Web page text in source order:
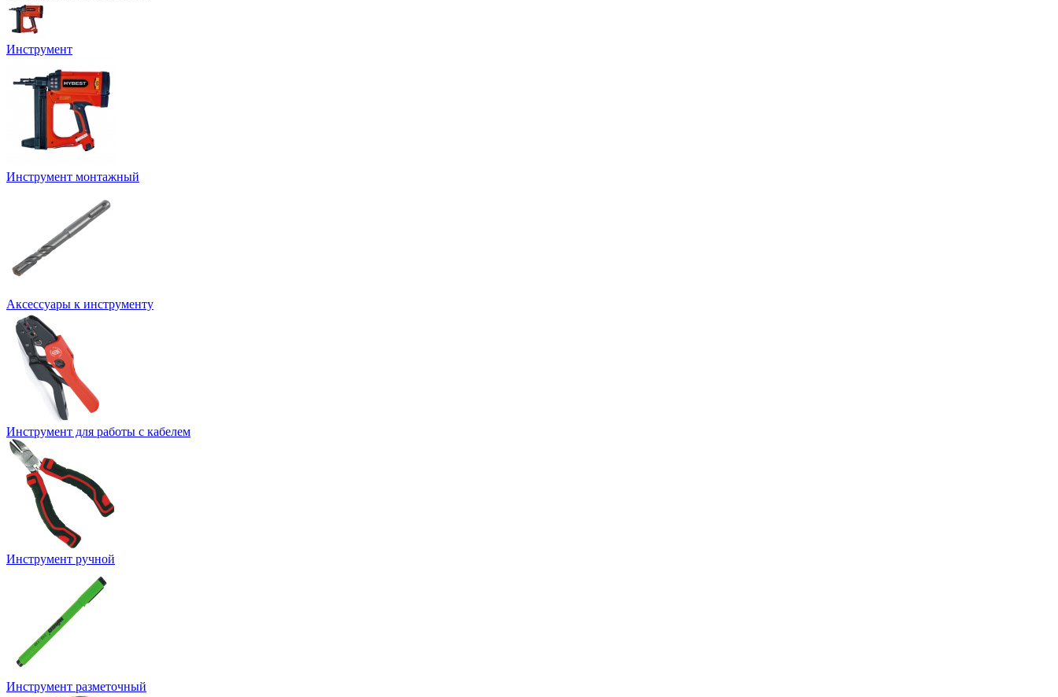
Инструмент
Инструмент монтажный
Аксессуары к инструменту
Инструмент для работы с кабелем
Инструмент ручной
Инструмент разметочный